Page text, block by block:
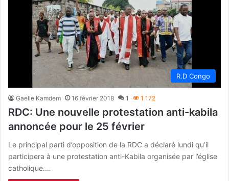
R.D Congo
Gaelle Kamdem 16 février 2018 1 1 172
RDC: Une nouvelle protestation anti-kabila
annoncée pour le 25 février
Le principal parti d’opposition de la RDC a déclaré lundi qu’il
participera à une protestation anti-Kabila organisée par l’église
catholique.…